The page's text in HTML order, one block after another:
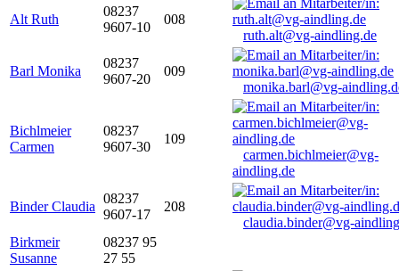
Alt Ruth
08237
9607-10
008
ruth.alt@vg-aindling.de
Barl Monika
08237
9607-20
009
monika.barl@vg-
Bichlmeier
Carmen
08237
9607-30
109
carmen.bichlmeier@vg-
aindling.de
Binder Claudia
08237
9607-17
208
claudia.binder@vg-
Birkmeir
Susanne
08237 95
27 55